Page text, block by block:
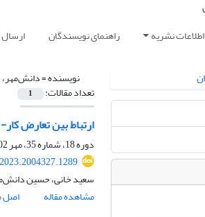
اطلاعات نشریه راهنمای نویسندگان ارسال
نویسنده =
تعداد مقالات: 1
ارتباط بین تعارض
دوره 18، شماره 35، مهر 1402، صفحه
سعید خانی، حسین
مشاهده مقاله
اصل